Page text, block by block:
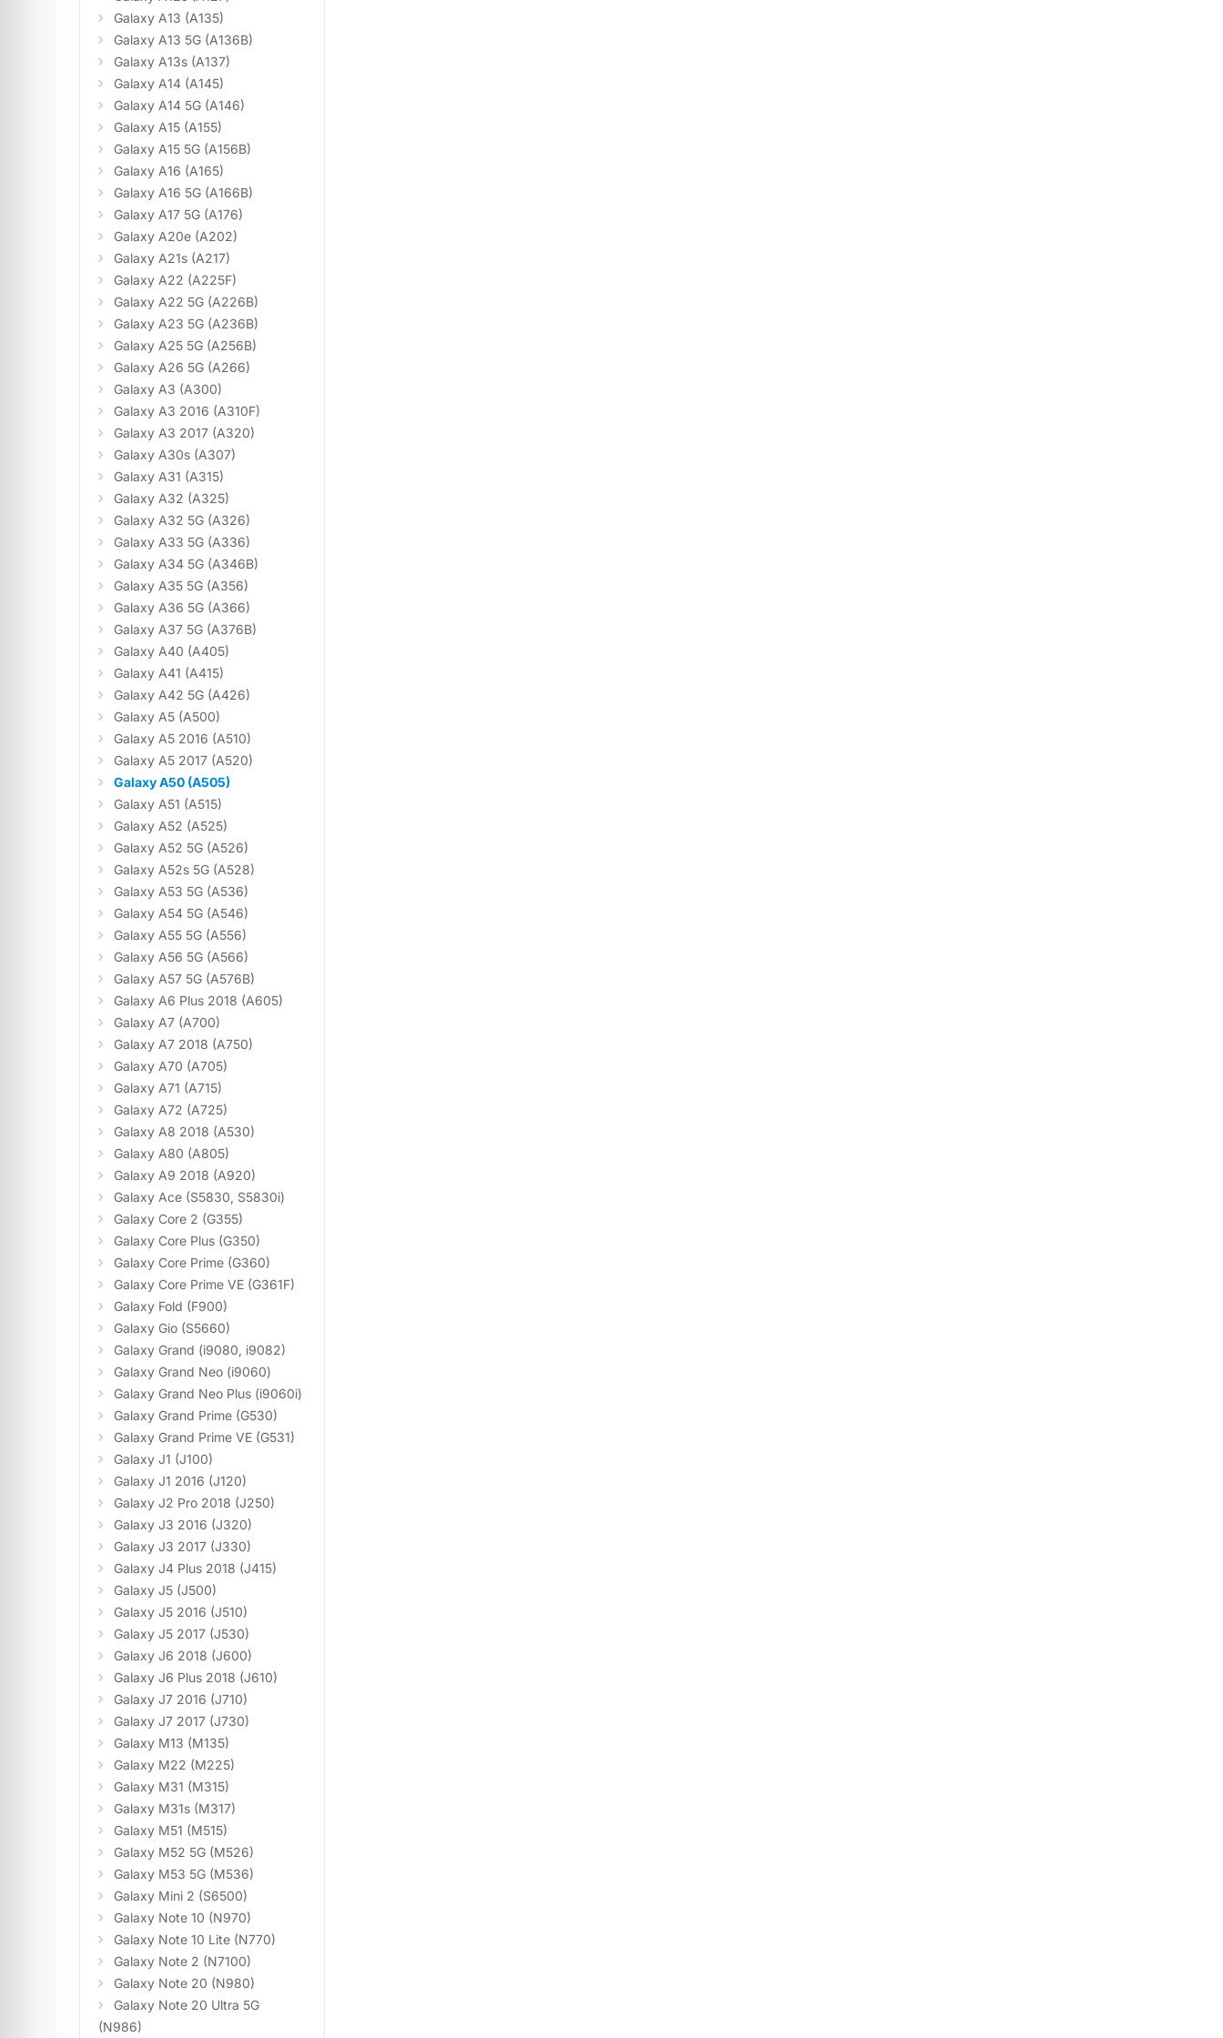
Galaxy A13 (A135)
Galaxy A13 5G (A136B)
Galaxy A13s (A137)
Galaxy A14 (A145)
Galaxy A14 5G (A146)
Galaxy A15 (A155)
Galaxy A15 5G (A156B)
Galaxy A16 (A165)
Galaxy A16 5G (A166B)
Galaxy A17 5G (A176)
Galaxy A20e (A202)
Galaxy A21s (A217)
Galaxy A22 (A225F)
Galaxy A22 5G (A226B)
Galaxy A23 5G (A236B)
Galaxy A25 5G (A256B)
Galaxy A26 5G (A266)
Galaxy A3 (A300)
Galaxy A3 2016 (A310F)
Galaxy A3 2017 (A320)
Galaxy A30s (A307)
Galaxy A31 (A315)
Galaxy A32 (A325)
Galaxy A32 5G (A326)
Galaxy A33 5G (A336)
Galaxy A34 5G (A346B)
Galaxy A35 5G (A356)
Galaxy A36 5G (A366)
Galaxy A37 5G (A376B)
Galaxy A40 (A405)
Galaxy A41 (A415)
Galaxy A42 5G (A426)
Galaxy A5 (A500)
Galaxy A5 2016 (A510)
Galaxy A5 2017 (A520)
Galaxy A50 (A505)
Galaxy A51 (A515)
Galaxy A52 (A525)
Galaxy A52 5G (A526)
Galaxy A52s 5G (A528)
Galaxy A53 5G (A536)
Galaxy A54 5G (A546)
Galaxy A55 5G (A556)
Galaxy A56 5G (A566)
Galaxy A57 5G (A576B)
Galaxy A6 Plus 2018 (A605)
Galaxy A7 (A700)
Galaxy A7 2018 (A750)
Galaxy A70 (A705)
Galaxy A71 (A715)
Galaxy A72 (A725)
Galaxy A8 2018 (A530)
Galaxy A80 (A805)
Galaxy A9 2018 (A920)
Galaxy Ace (S5830, S5830i)
Galaxy Core 2 (G355)
Galaxy Core Plus (G350)
Galaxy Core Prime (G360)
Galaxy Core Prime VE (G361F)
Galaxy Fold (F900)
Galaxy Gio (S5660)
Galaxy Grand (i9080, i9082)
Galaxy Grand Neo (i9060)
Galaxy Grand Neo Plus (i9060i)
Galaxy Grand Prime (G530)
Galaxy Grand Prime VE (G531)
Galaxy J1 (J100)
Galaxy J1 2016 (J120)
Galaxy J2 Pro 2018 (J250)
Galaxy J3 2016 (J320)
Galaxy J3 2017 (J330)
Galaxy J4 Plus 2018 (J415)
Galaxy J5 (J500)
Galaxy J5 2016 (J510)
Galaxy J5 2017 (J530)
Galaxy J6 2018 (J600)
Galaxy J6 Plus 2018 (J610)
Galaxy J7 2016 (J710)
Galaxy J7 2017 (J730)
Galaxy M13 (M135)
Galaxy M22 (M225)
Galaxy M31 (M315)
Galaxy M31s (M317)
Galaxy M51 (M515)
Galaxy M52 5G (M526)
Galaxy M53 5G (M536)
Galaxy Mini 2 (S6500)
Galaxy Note 10 (N970)
Galaxy Note 10 Lite (N770)
Galaxy Note 2 (N7100)
Galaxy Note 20 (N980)
Galaxy Note 20 Ultra 5G
(N986)